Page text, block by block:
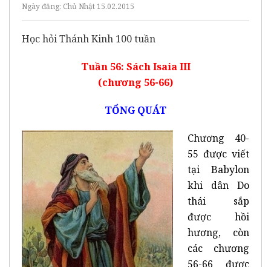
Ngày đăng: Chủ Nhật 15.02.2015
Học hỏi Thánh Kinh 100 tuần
Tuần 56: Sách Isaia III
(chương 56-66)
TỔNG QUÁT
Chương 40-
55 được viết
tại Babylon
khi dân Do
thái sắp
được hồi
hương, còn
các chương
56-66 được